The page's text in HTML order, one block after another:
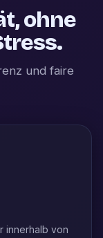
ohne
und faire
innerhalb von